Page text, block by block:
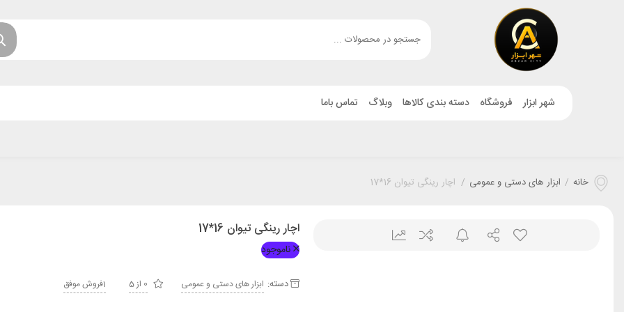
شهر ابزار فروشگاه دسته بندی کالاها وبلاگ تماس باما
خانه / ابزار های دستی و عمومی / اچار رینگی تیوان 16*17
اچار رینگی تیوان 16*17
ناموجود
دسته: ابزار های دستی و عمومی 0 از 5 1فروش موفق